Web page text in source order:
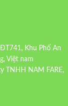
Khu Phố An
Việt nam
TNHH NAM FARE,